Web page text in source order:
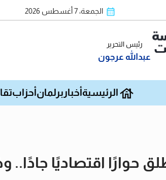
الجمعة، 7 أغسطس 2026
رئيس التحرير
عبدالله عرجون
الرئيسية أخبار برلمان أحزاب
حوارًا اقتصاديًا جادًا..